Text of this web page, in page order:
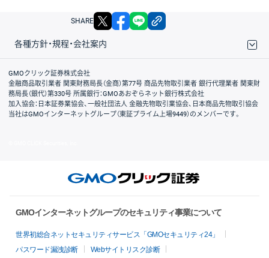
SHARE X facebook
各種方針・規程・会社案内
取引規程・約款
サイトマップ
その他のご案内
個人情報保護方針
最良執行方針
サイトのご利用について
ディスクレイマー
信託保全
リスク説明
会社案内
GMOクリック証券株式会社
金融商品取引業者 関東財務局長（金商）第77号 商品先物取引業者 銀行代理業者 関東財
務局長（銀代）第330号 所属銀行：GMOあおぞらネット銀行株式会社
加入協会：日本証券業協会、一般社団法人 金融先物取引業協会、日本商品先物取引協会
当社はGMOインターネットグループ（東証プライム上場9449）のメンバーです。
GMOインターネットグループのセキュリティ事業について
世界初総合ネットセキュリティサービス「GMOセキュリティ24」
パスワード漏洩診断
Webサイトリスク診断